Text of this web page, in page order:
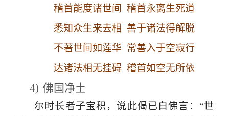
稽首能度诸世间 稽首永离生死道
悉知众生来去相 善于诸法得解脱
不著世间如莲华 常善入于空寂行
达诸法相无挂碍 稽首如空无所依
4) 佛国净土
尔时长者子宝积，说此偈已白佛言：“世